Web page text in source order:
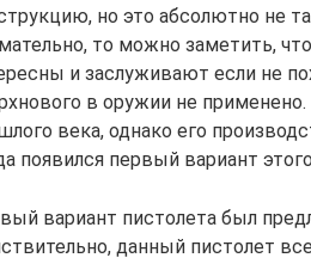
но это абсолютно не
то можно заметить,
и заслуживают если не
в оружии не
века, однако его
появился первый вариант
вариант пистолета был
данный пистолет